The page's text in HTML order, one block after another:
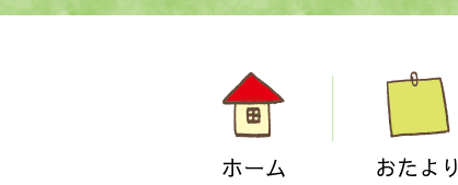
ホーム おたより